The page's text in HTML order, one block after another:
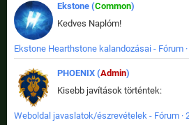
Ekstone (Common)
Kedves Naplóm!
Ekstone Hearthstone kalandozásai - Fórum
PHOENIX (Admin)
Kisebb javítások történtek:
Weboldal javaslatok/észrevételek - Fórum ·